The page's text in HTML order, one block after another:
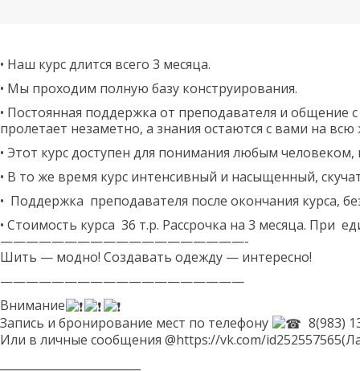
• Наш курс длится всего 3 месяца.
• Мы проходим полную базу конструирования.
• Постоянная поддержка от преподавателя и
пролетает незаметно, а знания остаются с вами на всю
• Этот курс доступен для понимания любым
• В то же время курс интенсивный и насыщенный,
• Поддержка преподавателя после окончания курса,
• Стоимость курса 36 т.р. Рассрочка на 3 месяца. При
———————————————————-
Шить — модно! Создавать одежду — интересно!
———————————————————
Внимание
Запись и бронирование мест по телефону
8(983)
Или в личные сообщения @https://vk.com/